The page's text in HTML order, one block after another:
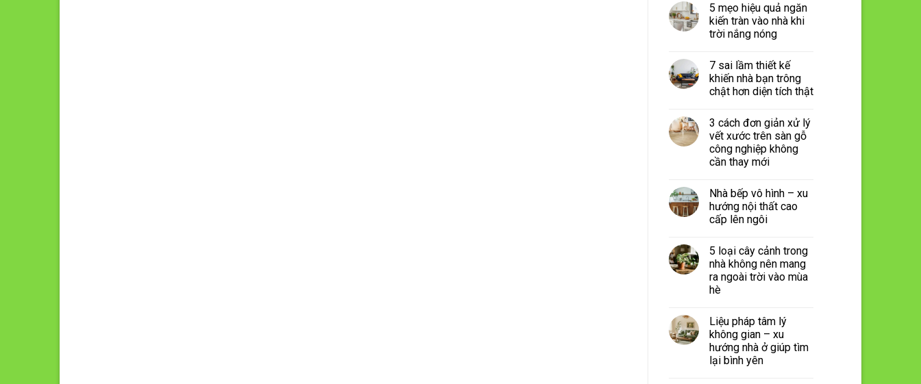
5 mẹo hiệu quả ngăn
kiến tràn vào nhà khi
trời nắng nóng
7 sai lầm thiết kế
khiến nhà bạn trông
chật hơn diện tích thật
3 cách đơn giản xử lý
vết xước trên sàn gỗ
công nghiệp không
cần thay mới
Nhà bếp vô hình – xu
hướng nội thất cao
cấp lên ngôi
5 loại cây cảnh trong
nhà không nên mang
ra ngoài trời vào mùa
hè
Liệu pháp tâm lý
không gian – xu
hướng nhà ở giúp tìm
lại bình yên